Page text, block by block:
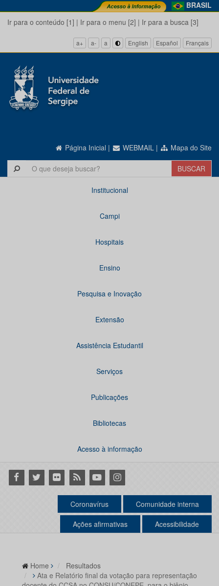
BRASIL
Ir para o conteúdo [1] | Ir para o menu [2] | Ir para a busca [3]
a+ a- a English Español Français
Página Inicial | WEBMAIL | Mapa do Site
Institucional
Campi
Hospitais
Ensino
Pesquisa e Inovação
Extensão
Assistência Estudantil
Serviços
Publicações
Bibliotecas
Acesso à informação
Facebook
Twitter Flickr RSS YoutubeInstagram
Coronavírus Comunidade interna
Ações afirmativas Acessibilidade
Home
Resultados
Ata e Relatório final da votação para representação